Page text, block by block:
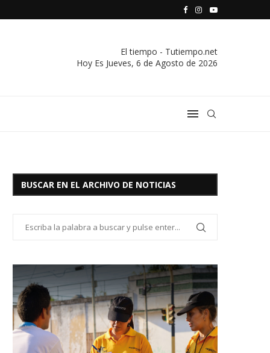
VIVIENDA Y CREDITO DE EL SOCORRO LTDA.
COMUNICADO IMPORTANTE DE LA COOPERATIVA
El tiempo - Tutiempo.net
Hoy Es Jueves, 6 de Agosto de 2026
BUSCAR EN EL ARCHIVO DE NOTICIAS